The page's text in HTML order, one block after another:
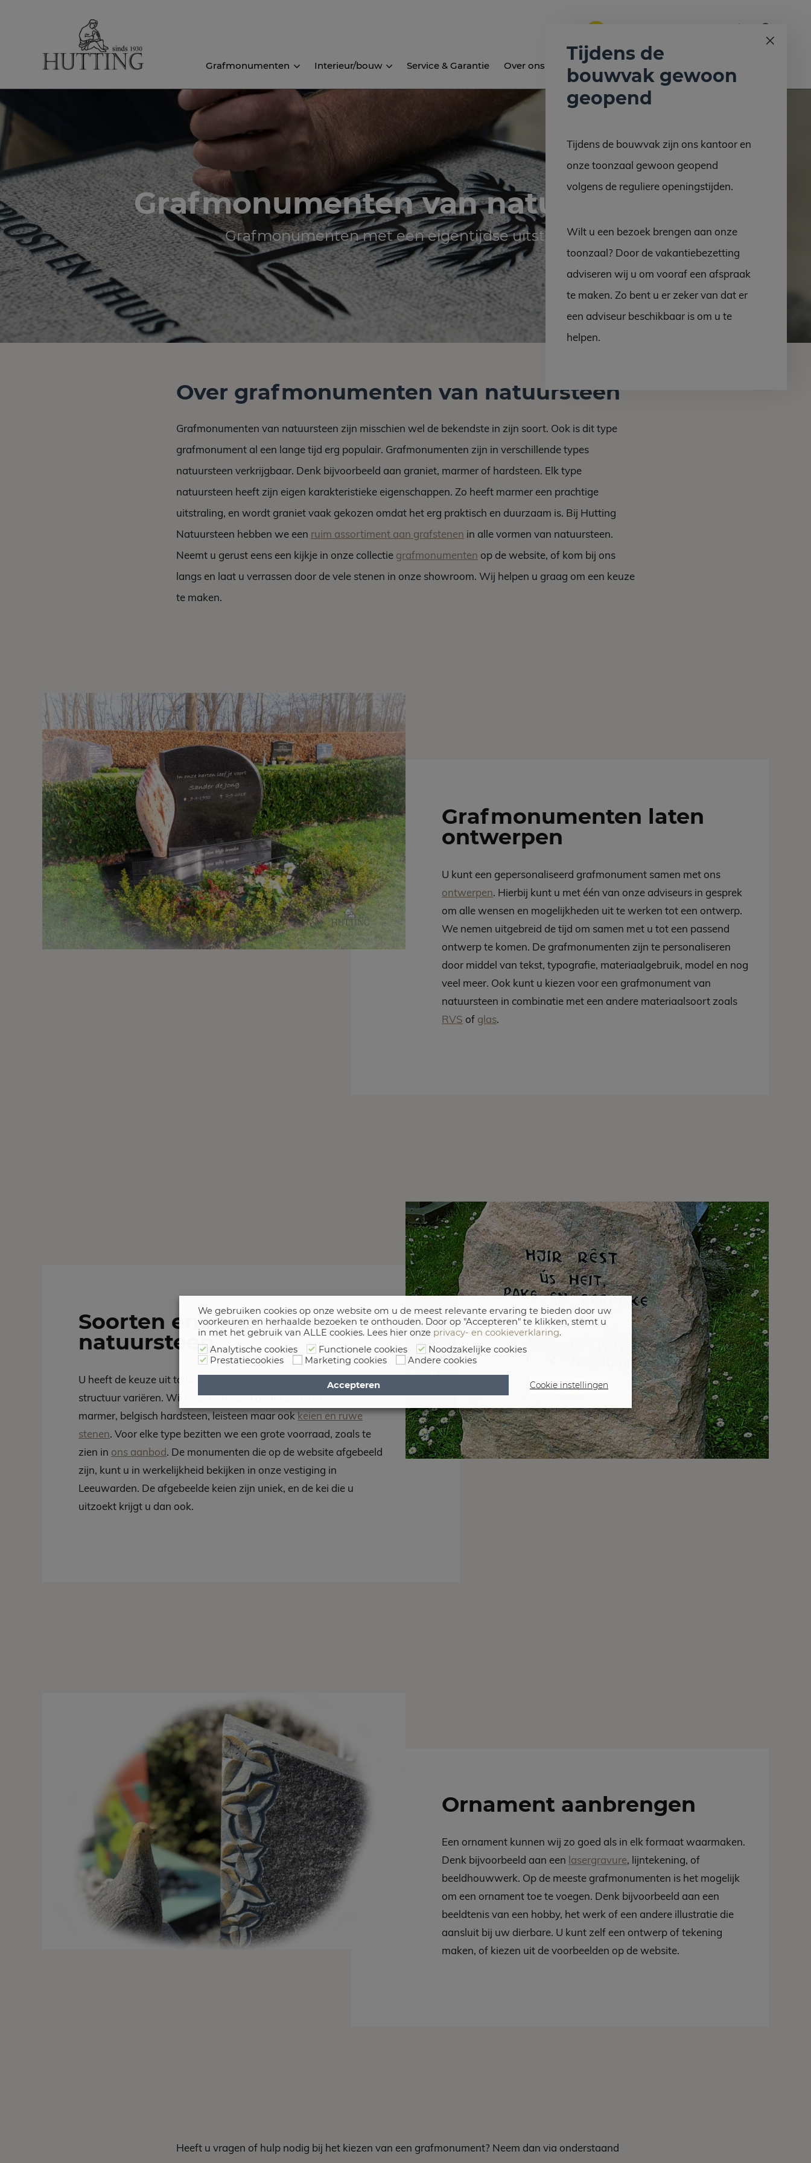
Grafmonumenten Interieur/bouw Service & Garantie Over ons Nieuws
Grafmonumenten van natuursteen
Grafmonumenten met een eigentijdse uitstraling
Over grafmonumenten van natuursteen
Grafmonumenten van natuursteen zijn misschien wel de bekendste in zijn soort. Ook is dit type
grafmonument al een lange tijd erg populair. Grafmonumenten zijn in verschillende types
natuursteen verkrijgbaar. Denk bijvoorbeeld aan graniet, marmer of hardsteen. Elk type
natuursteen heeft zijn eigen karakteristieke eigenschappen. Zo heeft marmer een prachtige
uitstraling, en wordt graniet vaak gekozen omdat het erg praktisch en duurzaam is. Bij Hutting
Natuursteen hebben we een ruim assortiment aan grafstenen in alle vormen van natuursteen.
Neemt u gerust eens een kijkje in onze collectie grafmonumenten op de website, of kom bij ons
langs en laat u verrassen door de vele stenen in onze showroom. Wij helpen u graag om een keuze
te maken.
Grafmonumenten laten
ontwerpen
U kunt een gepersonaliseerd grafmonument samen met ons
ontwerpen. Hierbij kunt u met één van onze adviseurs in gesprek
om alle wensen en mogelijkheden uit te werken tot een ontwerp.
We nemen uitgebreid de tijd om samen met u tot een passend
ontwerp te komen. De grafmonumenten zijn te personaliseren
door middel van tekst, typografie, materiaalgebruik, model en nog
veel meer. Ook kunt u kiezen voor een grafmonument van
natuursteen in combinatie met een andere materiaalsoort zoals
RVS of glas.
Soorten en kleuren
natuursteen
U heeft de keuze uit talloze soorten natuursteen die qua kleur en
structuur variëren. Wij onderscheiden onder andere graniet,
marmer, belgisch hardsteen, leisteen maar ookkeien en ruwe
stenen. Voor elke type bezitten we een grote voorraad, zoals te
zien in ons aanbod. De monumenten die op de website afgebeeld
zijn, kunt u in werkelijkheid bekijken in onze vestiging in
Leeuwarden. De afgebeelde keien zijn uniek, en de kei die u
uitzoekt krijgt u dan ook.
Ornament aanbrengen
Een ornament kunnen wij zo goed als in elk formaat waarmaken.
Denk bijvoorbeeld aan een lasergravure, lijntekening, of
beeldhouwwerk. Op de meeste grafmonumenten is het mogelijk
om een ornament toe te voegen. Denk bijvoorbeeld aan een
beeldtenis van een hobby, het werk of een andere illustratie die
aansluit bij uw dierbare. U kunt zelf een ontwerp of tekening
maken, of kiezen uit de voorbeelden op de website.
Heeft u vragen of hulp nodig bij het kiezen van een grafmonument? Neem dan via onderstaand
Tijdens de
bouwvak gewoon
geopend
Tijdens de bouwvak zijn ons kantoor en
onze toonzaal gewoon geopend
volgens de reguliere openingstijden.
Wilt u een bezoek brengen aan onze
toonzaal? Door de vakantiebezetting
adviseren wij u om vooraf een afspraak
te maken. Zo bent u er zeker van dat er
een adviseur beschikbaar is om u te
helpen.
We gebruiken cookies op onze website om u de meest relevante ervaring te bieden door uw
voorkeuren en herhaalde bezoeken te onthouden. Door op "Accepteren" te klikken, stemt u
in met het gebruik van ALLE cookies. Lees hier onze privacy- en cookieverklaring.
Analytische cookies
Functionele cookies
Noodzakelijke cookies
Prestatiecookies
Marketing cookies Andere cookies
Cookie instellingen
Accepteren